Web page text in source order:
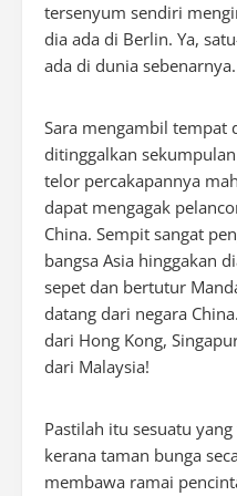
tersenyum sendiri
dia ada di Berlin. Ya,
ada di dunia sebenarnya.
Sara mengambil tempat
ditinggalkan
telor percakapannya
dapat mengagak
China. Sempit sangat
bangsa Asia hinggakan
sepet dan bertutur
datang dari negara
dari Hong Kong,
dari Malaysia!
Pastilah itu sesuatu
kerana taman bunga
membawa ramai